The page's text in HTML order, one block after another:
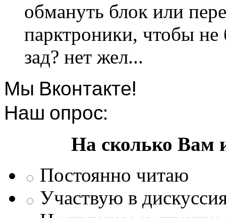
обмануть блок или
парктроники, чтобы
зад? нет жел...
Мы Вконтакте!
Наш опрос:
На сколько Вам
Постоянно читаю
Участвую в